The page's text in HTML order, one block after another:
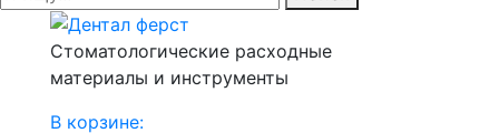
Стоматологические расходные
материалы и инструменты
В корзине: